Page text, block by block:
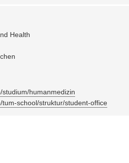
Health
humanmedizin
school/struktur/student-office